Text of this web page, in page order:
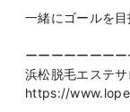
一緒にゴールを目
ーーーーーーー
浜松脱毛エステ
https://